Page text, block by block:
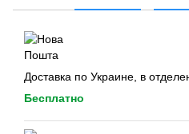
Доставка по Украине, в
Бесплатно